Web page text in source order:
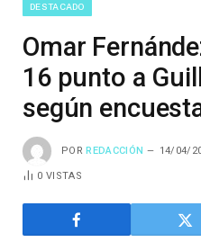
DESTACADO
Omar
16 punto a
según
POR REDACCIÓN 14/04/
0VISTAS